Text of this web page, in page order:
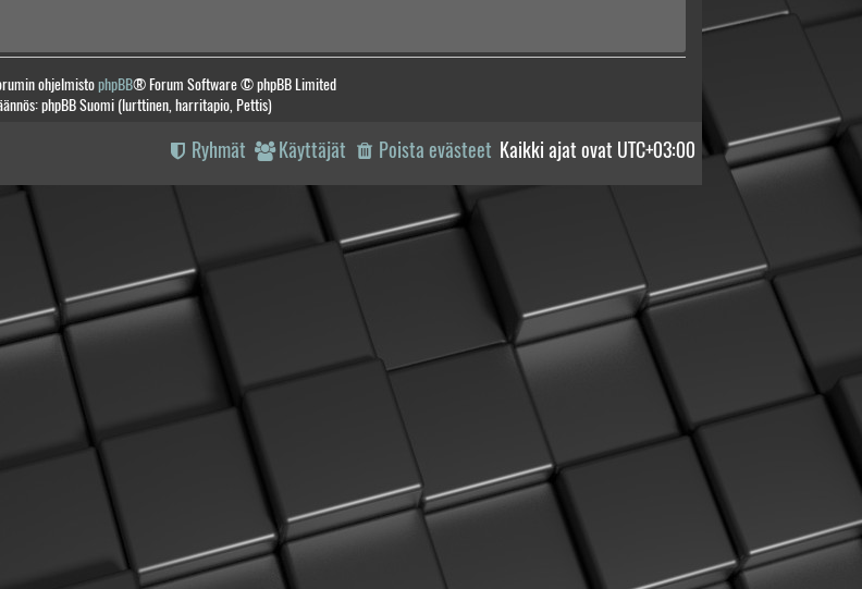
ohjelmistophpBB® Forum Software © phpBB Limited
phpBB Suomi (lurttinen, harritapio, Pettis)
Kaikki ajat ovat UTC+03:00
Poista evästeet
Käyttäjät
Ryhmät